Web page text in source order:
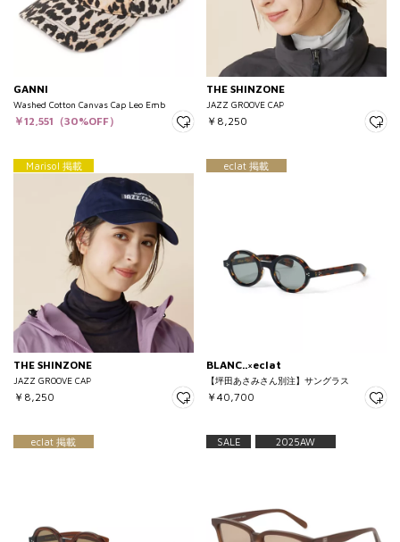
GANNI
Washed Cotton Canvas Cap Leo Emb
￥12,551（30%OFF）
THE SHINZONE
JAZZ GROOVE CAP
￥8,250
Marisol 掲載
THE SHINZONE
JAZZ GROOVE CAP
￥8,250
eclat 掲載
BLANC..×eclat
【坪田あさみさん別注】サングラス
￥40,700
eclat 掲載 SALE 2025AW